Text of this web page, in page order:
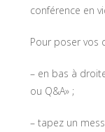
conférence en
Pour poser vos
– en bas à
ou Q&A» ;
– tapez un